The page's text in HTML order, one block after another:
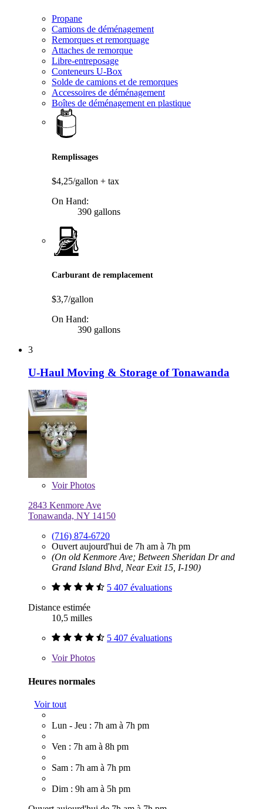
Propane
Camions de déménagement
Remorques et remorquage
Attaches de remorque
Libre-entreposage
Conteneurs U-Box
Solde de camions et de remorques
Accessoires de déménagement
Boîtes de déménagement en plastique
Remplissages
$4,25/gallon + tax
On Hand:
390 gallons
Carburant de remplacement
$3,7/gallon
On Hand:
390 gallons
3
U-Haul Moving & Storage of Tonawanda
VoirPhotos
2843 Kenmore Ave
Tonawanda, NY 14150
(716) 874-6720
Ouvert aujourd'hui de 7h am à 7h pm
(On old Kenmore Ave; Between Sheridan Dr and
Grand Island Blvd, Near Exit 15, I-190)
5 407 évaluations
Distance estimée
10,5 milles
5 407 évaluations
VoirPhotos
Heures normales
Voir tout
Lun - Jeu : 7h am à 7h pm
Ven : 7h am à 8h pm
Sam : 7h am à 7h pm
Dim : 9h am à 5h pm